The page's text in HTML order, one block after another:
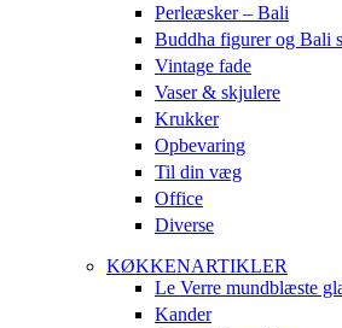
Perleæsker – Bali
Buddha figurer og Bali
Vintage fade
Vaser & skjulere
Krukker
Opbevaring
Til din væg
Office
Diverse
KØKKENARTIKLER
Le Verre mundblæste
Kander